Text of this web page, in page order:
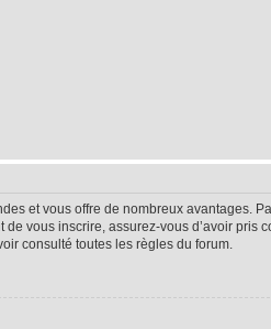
et vous offre de nombreux avantages.
vous inscrire, assurez-vous d’avoir pris
consulté toutes les règles du forum.